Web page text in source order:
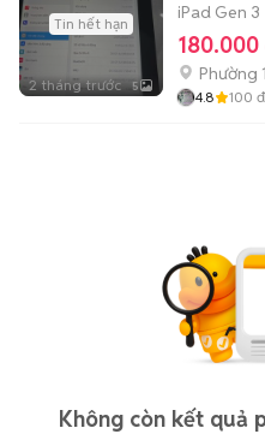
Tin hết hạn
2 tháng trước 5
iPad Gen 3
180.000
Phường
4.8 100
Không còn kết quả